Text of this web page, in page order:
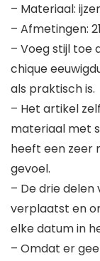
– Materiaal:
– Afmetingen:
– Voeg stijl toe
chique
als praktisch is.
– Het artikel
materiaal met
heeft een zeer
gevoel.
– De drie
verplaatst en
elke datum in
– Omdat er